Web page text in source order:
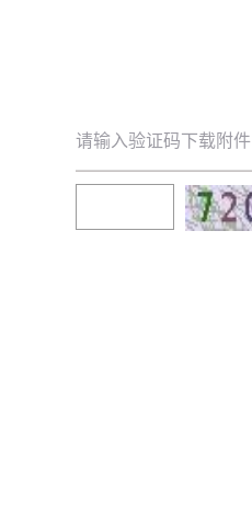
请输入验证码下载附件